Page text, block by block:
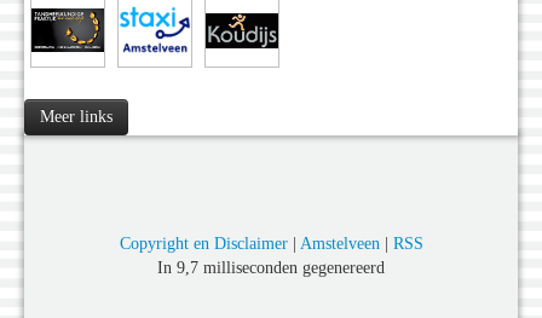
Meer links
Copyright en Disclaimer| Amstelveen| RSS
In 9,7 milliseconden gegenereerd